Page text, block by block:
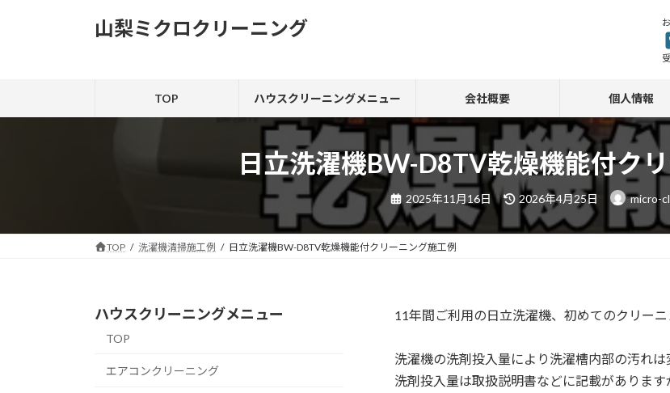
山梨ミクロクリーニング
TOP ハウスクリーニングメニュー 会社概要 個人情報
日立洗濯機BW-D8TV乾燥機能付ク
2025年11月16日
最
終
更
新
日
2026年4月25日 micro-
TOP 洗濯機清掃施工例 日立洗濯機BW-D8TV乾燥機能付クリーニング施工例
11年間ご利用の日立洗濯機、初めてのクリーニ
洗濯機の洗剤投入量により洗濯槽内部の汚れは
洗剤投入量は取扱説明書などに記載がありま
ハウスクリーニングメニュー
TOP
エアコンクリーニング